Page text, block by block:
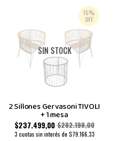
15%
OFF
SIN STOCK
2 Sillones Gervasoni TIVOLI
+ 1 mesa
$237.499,00 $282.198,00
3 cuotas sin interés de $79.166,33